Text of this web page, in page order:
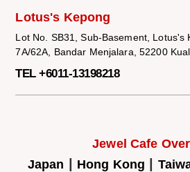
Lotus's Kepong
Lot No. SB31, Sub-Basement, Lotus's
7A/62A, Bandar Menjalara, 52200
TEL +6011-13198218
Jewel Cafe
Japan | Hong Kong |